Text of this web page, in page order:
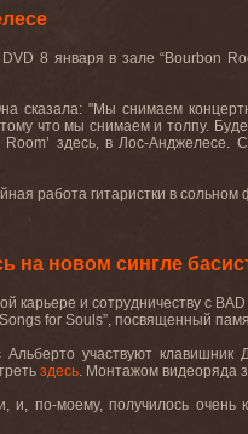
DVD8 января в зале“Bourbon
сказала: "Мы снимаем
что мы снимаем и толпу.
здесь, в Лос-Анджелесе.
ая работа гитаристки в
на новом сингле
карьере и сотрудничеству с
for Souls”, посвященный
Альберто участвуют клавишник
здесь. Монтажом видеоряда
по-моему, получилось очень